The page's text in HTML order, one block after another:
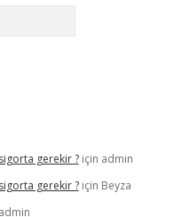
gerekir ?için admin
gerekir ?için Beyza
admin